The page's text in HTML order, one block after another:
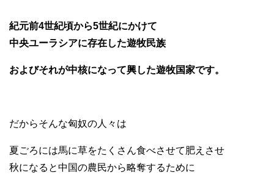
紀元前4世紀頃から5世紀にかけて
中央ユーラシアに存在した遊牧民族
およびそれが中核になって興した遊牧国家です。
だからそんな匈奴の人々は
夏ごろには馬に草をたくさん食べさせて肥えさせ
秋になると中国の農民から略奪するために